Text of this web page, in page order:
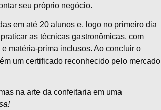
seu próprio negócio.
em até 20 alunos e, logo no primeiro dia
as técnicas gastronômicas, com
matéria-prima inclusos. Ao concluir o
um certificado reconhecido pelo mercado
na arte da confeitaria em uma